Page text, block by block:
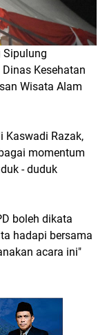
Sipulung
Kesehatan
Wisata Alam
Kaswadi Razak,
momentum
- duduk
boleh dikata
hadapi bersama
acara ini"